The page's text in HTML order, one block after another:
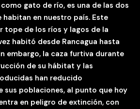
gato de río, es una de las dos
habitan en nuestro país. Este
tope de los ríos y lagos de la
habitó desde Rancagua hasta
embargo, la caza furtiva durante
de su hábitat y las
han reducido
sus poblaciones, al punto que hoy
en peligro de extinción, con